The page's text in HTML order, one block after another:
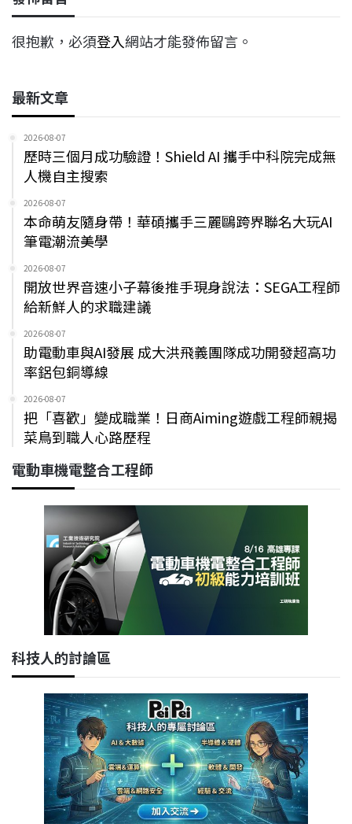
很抱歉，必須登入網站才能發佈留言。
最新文章
2026-08-07
歷時三個月成功驗證！Shield AI 攜手中科院完成無
人機自主搜索
2026-08-07
本命萌友隨身帶！華碩攜手三麗鷗跨界聯名大玩AI
筆電潮流美學
2026-08-07
開放世界音速小子幕後推手現身說法：SEGA工程師
給新鮮人的求職建議
2026-08-07
助電動車與AI發展 成大洪飛義團隊成功開發超高功
率鋁包銅導線
2026-08-07
把「喜歡」變成職業！日商Aiming遊戲工程師親揭
菜鳥到職人心路歷程
電動車機電整合工程師
科技人的討論區